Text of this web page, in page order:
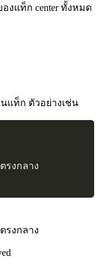
งแท็ก center ทั้งหมด
แท็ก ตัวอย่างเช่น
รงกลาง
รงกลาง